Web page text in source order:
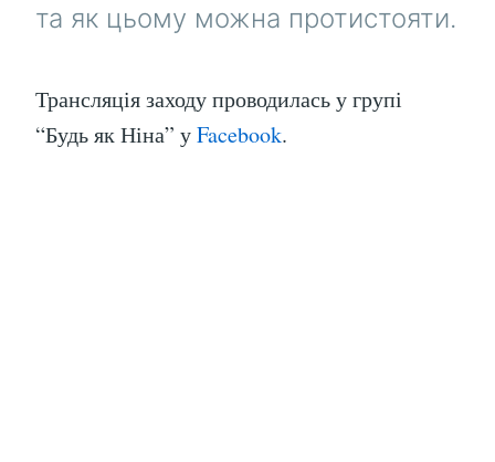
та як цьому можна протистояти.
Трансляція заходу проводилась у групі
“Будь як Ніна” уFacebook.